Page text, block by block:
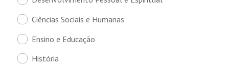
Ciências Sociais e Humanas
Ensino e Educação
História